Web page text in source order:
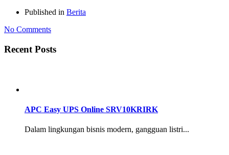
Published in Berita
No Comments
Recent Posts
APC Easy UPS Online SRV10KRIRK
Dalam lingkungan bisnis modern, gangguan listri...